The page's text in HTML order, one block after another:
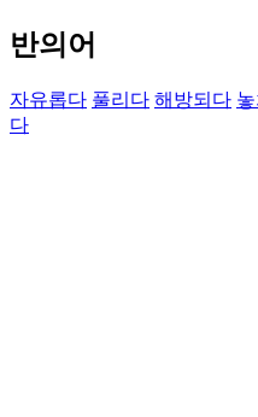
반의어
자유롭다 풀리다 해방되다
다